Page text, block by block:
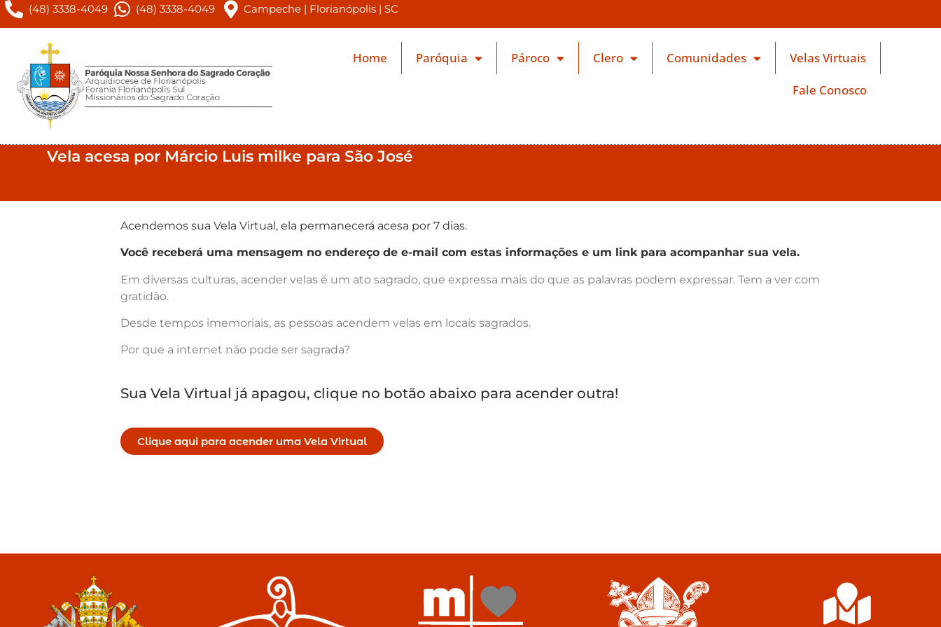
(48) 3338-4049 (48) 3338-4049 Campeche | Florianópolis | SC
Home Paróquia Pároco Clero Comunidades
Velas Virtuais
Fale Conosco
Vela acesa por Márcio Luis milke para São José
Acendemos sua Vela Virtual, ela permanecerá acesa por 7 dias.
Você receberá uma mensagem no endereço de e-mail com estas informações e um link para acompanhar sua vela.
Em diversas culturas, acender velas é um ato sagrado, que expressa mais do que as palavras podem expressar. Tem a ver com
gratidão.
Desde tempos imemoriais, as pessoas acendem velas em locais sagrados.
Por que a internet não pode ser sagrada?
Sua Vela Virtual já apagou, clique no botão abaixo para acender outra!
Clique aqui para acender uma Vela Virtual